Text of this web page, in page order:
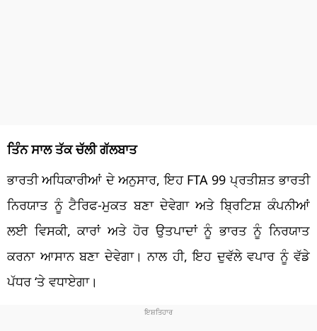
ਤਿੰਨ ਸਾਲਤੱਕਚੱਲੀਗੱਲਬਾਤ
ਭਾਰਤੀ ਅਧਿਕਾਰੀਆਂ ਦੇ ਅਨੁਸਾਰ, ਇਹ FTA 99ਪ੍ਰਤੀਸ਼ਤਭਾਰਤੀ
ਨਿਰਯਾਤ ਨੂੰਟੈਰਿਫ-ਮੁਕਤ ਬਣਾ ਦੇਵੇਗਾ ਅਤੇਬ੍ਰਿਟਿਸ਼ਕੰਪਨੀਆਂ
ਲਈ ਵਿਸਕੀ, ਕਾਰਾਂ ਅਤੇ ਹੋਰ ਉਤਪਾਦਾਂਨੂੰ ਭਾਰਤ ਨੂੰ ਨਿਰਯਾਤ
ਕਰਨਾ ਆਸਾਨ ਬਣਾ ਦੇਵੇਗਾ। ਨਾਲ ਹੀ, ਇਹ ਦੁਵੱਲੇ ਵਪਾਰ ਨੂੰ ਵੱਡੇ
ਪੱਧਰ ‘ਤੇ ਵਧਾਏਗਾ।